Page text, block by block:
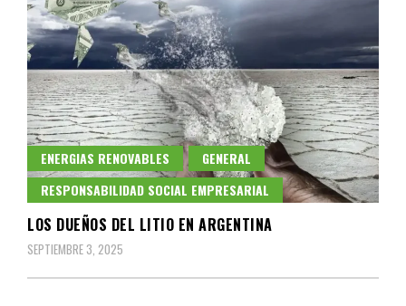
ENERGIAS RENOVABLES
GENERAL
RESPONSABILIDAD SOCIAL EMPRESARIAL
LOS DUEÑOS DEL LITIO EN ARGENTINA
SEPTIEMBRE 3, 2025